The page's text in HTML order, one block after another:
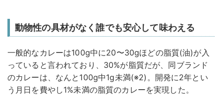
動物性の具材がなく誰でも安心して味わえる
一般的なカレーは100g中に20〜30gほどの脂質(油)が入
っていると言われており、30%が脂質だが、同ブランド
のカレーは、なんと100g中1g未満(※2)。開発に2年とい
う月日を費やし1%未満の脂質のカレーを実現した。